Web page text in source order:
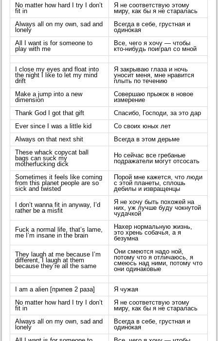
No matter how hard I try I don’t
fit in
Я не соответствую этому
миру, как бы я не старалась
Always all on my own, sad and
lonely
Всегда в себе, грустная и
одинокая
All I want is for someone to
play with me
Все, чего я хочу — чтобы
кто-нибудь поиграл со мной
I close my eyes and float into
the night I like to let my mind
drift
Я закрываю глаза и ночь
уносит меня, мне нравится
плыть по течению
Make a jump into a new
dimension
Совершаю прыжок в новое
измерение
Thank God I got that gift
Спасибо, Господи, за это дар
Ever since I was a little kid
Со своих юных лет
Always on that next shit
Всегда в этом дерьме
These whack copycat ball
bags can suck my
motherfucking dick
Но сейчас все гребаные
подражатели могут отсосать
Sometimes it feels like coming
from this planet people are so
sick and twisted
Порой мне кажется, что люди
с этой планеты, сплошь
дебилы и извращенцы
I don’t wanna fit in anyway, I’d
rather be a misfit
Я не хочу быть похожей на
них, уж лучше буду чокнутой
чудачкой
Fuck a normal life, that’s lame,
me I’m insane in the brain
Нахер нормальную жизнь,
это хрень собачья, а я
безумна
They laugh at me because I’m
different, I laugh at them
because they’re all the same
Они смеются надо ной,
потому что я отличаюсь, я
смеюсь над ними, потому что
они одинаковые
I am a alien [припев 2 раза]
Я чужая
No matter how hard I try I don’t
fit in
Я не соответствую этому
миру, как бы я не старалась
Always all on my own, sad and
lonely
Всегда в себе, грустная и
одинокая